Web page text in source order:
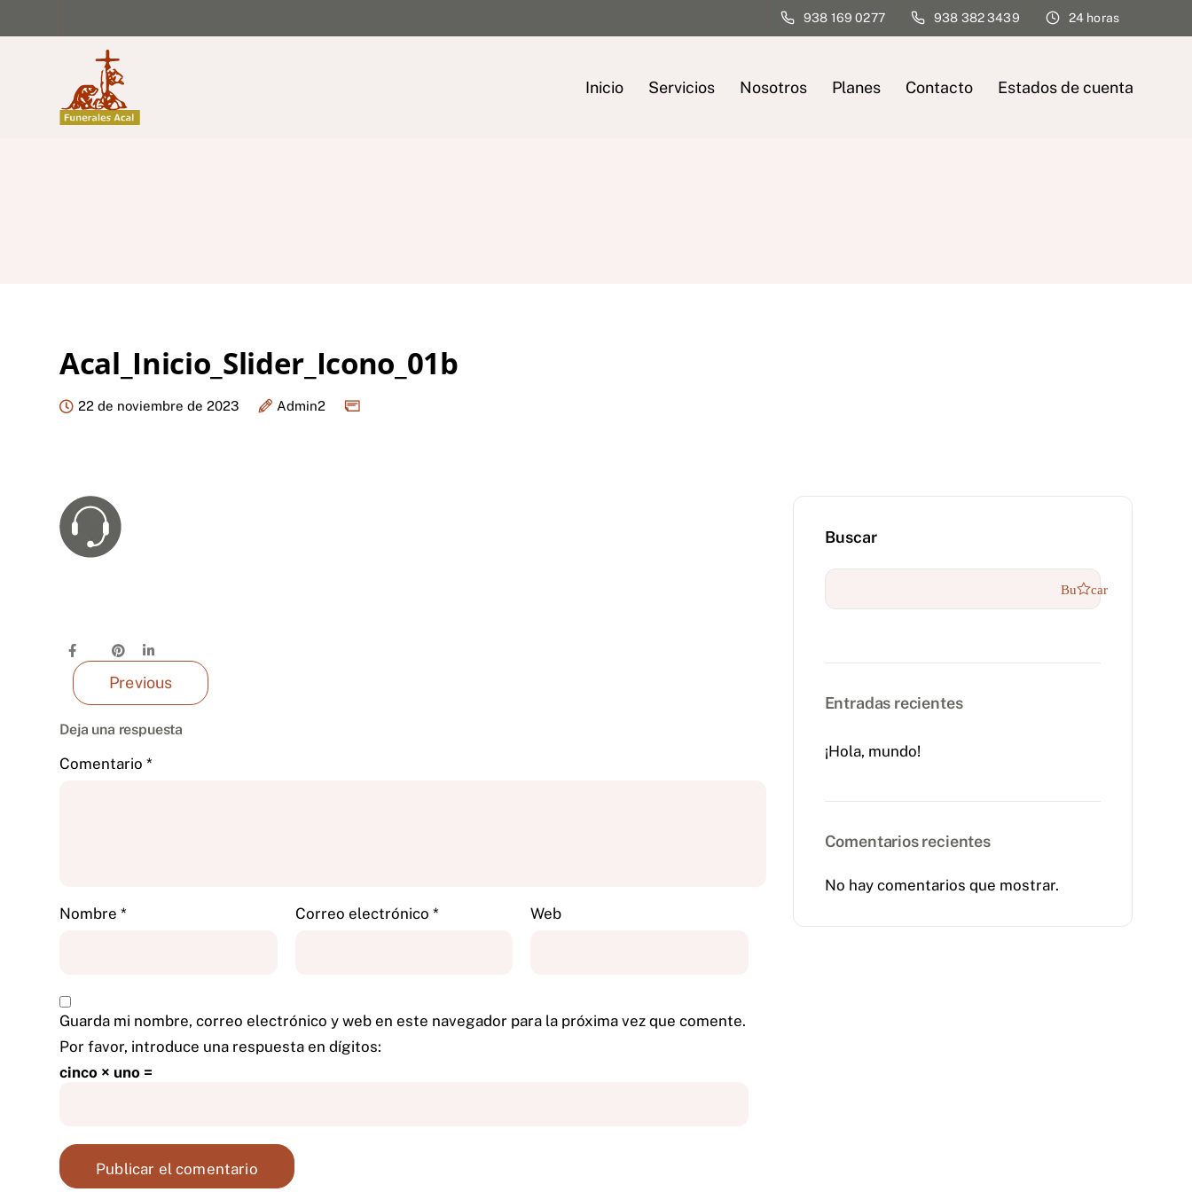
938 169 0277 938 382 3439 24 horas
Inicio Servicios Nosotros Planes Contacto Estados de cuenta
Acal_Inicio_Slider_Icono_01b
22 de noviembre de 2023 Admin2
Previous
Deja una respuesta
Comentario *
Nombre * Correo electrónico * Web
Guarda mi nombre, correo electrónico y web en este navegador para la próxima vez que comente.
Por favor, introduce una respuesta en dígitos:
cinco × uno =
Buscar
Buscar
Entradas recientes
¡Hola, mundo!
Comentarios recientes
No hay comentarios que mostrar.